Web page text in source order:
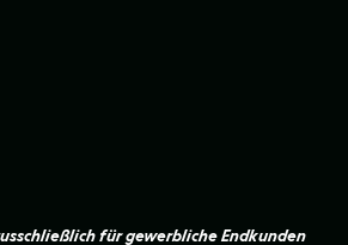
für gewerbliche Endkunden